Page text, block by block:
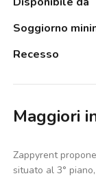
Soggiorno
Recesso
Maggiori
Zappyrent
situato al 3°